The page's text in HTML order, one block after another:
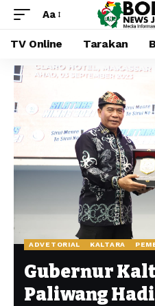
Aa
TV Online Tarakan
ADVETORIAL KALTARA
Gubernur
Paliwang